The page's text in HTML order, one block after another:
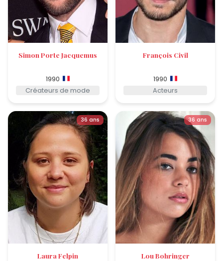
Simon Porte Jacquemus
1990
Créateurs de mode
François Civil
1990
Acteurs
36 ans
Laura Felpin
36 ans
Lou Bohringer